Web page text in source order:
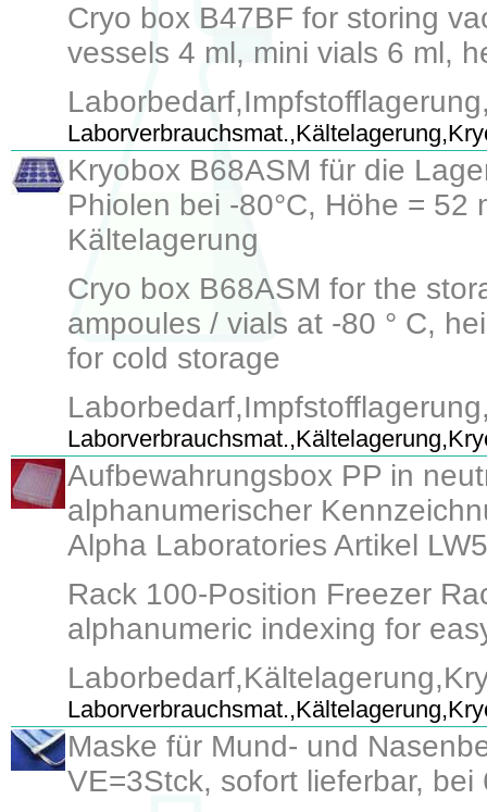
Cryo box B47BF for storing
vessels 4 ml, mini vials 6 ml,
Kryobox B68ASM für die
Phiolen bei -80°C, Höhe =
Kältelagerung
Cryo box B68ASM for the
ampoules / vials at -80 ° C,
for cold storage
Aufbewahrungsbox PP in
alphanumerischer
Alpha Laboratories Artikel
Rack 100-Position Freezer
alphanumeric indexing for
Maske für Mund- und
VE=3Stck, sofort lieferbar, bei